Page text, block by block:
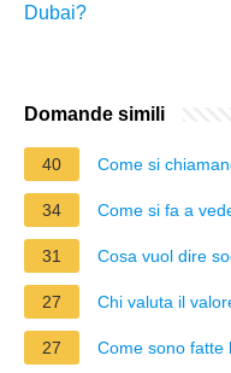
Dubai?
Domande simili
40 Come si
34 Come si fa a
31 Cosa vuol dire
27 Chi valuta il
27 Come sono fatte